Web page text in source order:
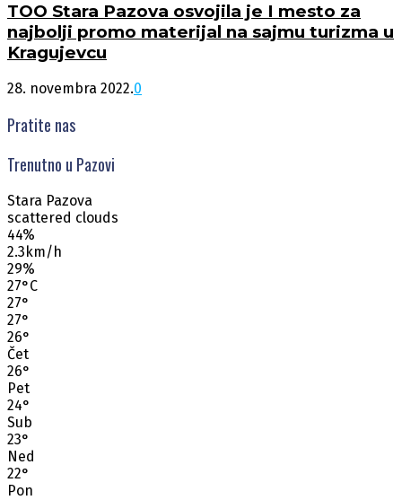
TOO Stara Pazova osvojila je I mesto za
najbolji promo materijal na sajmu turizma u
Kragujevcu
28. novembra 2022.0
Pratite nas
Trenutno u Pazovi
Stara Pazova
scattered clouds
44%
2.3km/h
29%
27°C
27°
27°
26°
Čet
26°
Pet
24°
Sub
23°
Ned
22°
Pon